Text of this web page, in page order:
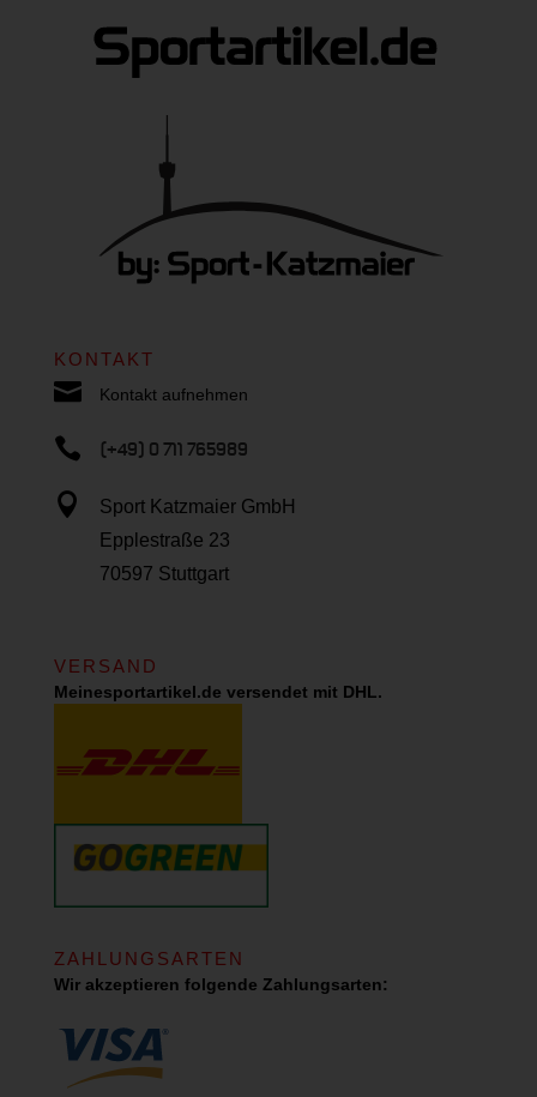
KONTAKT
 Kontakt aufnehmen
 (+49) 0 711 765989

Sport Katzmaier GmbH
Epplestraße 23
70597 Stuttgart
VERSAND
Meinesportartikel.de versendet mit DHL.
ZAHLUNGSARTEN
Wir akzeptieren folgende Zahlungsarten: